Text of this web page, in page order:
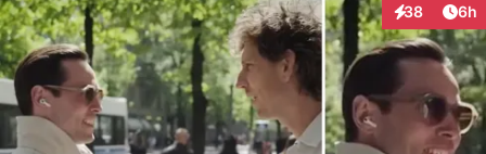
38
Interaktionen
6h